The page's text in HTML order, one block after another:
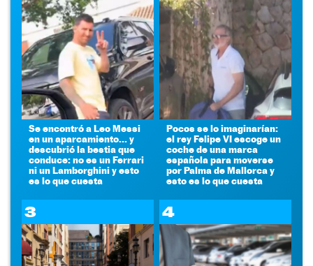
Se encontró a Leo Messi
en un aparcamiento... y
descubrió la bestia que
conduce: no es un Ferrari
ni un Lamborghini y esto
es lo que cuesta
Pocos se lo imaginarían:
el rey Felipe VI escoge un
coche de una marca
española para moverse
por Palma de Mallorca y
esto es lo que cuesta
3 4